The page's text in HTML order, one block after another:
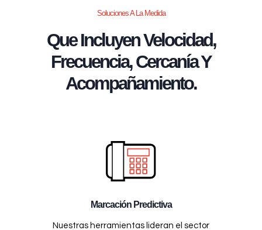
Soluciones A La Medida
Que Incluyen Velocidad,
Frecuencia, Cercanía Y
Acompañamiento.
Marcación Predictiva
Nuestras herramientas lideran el sector